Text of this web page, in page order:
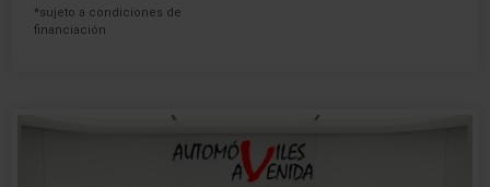
*sujeto a condiciones de
financiación